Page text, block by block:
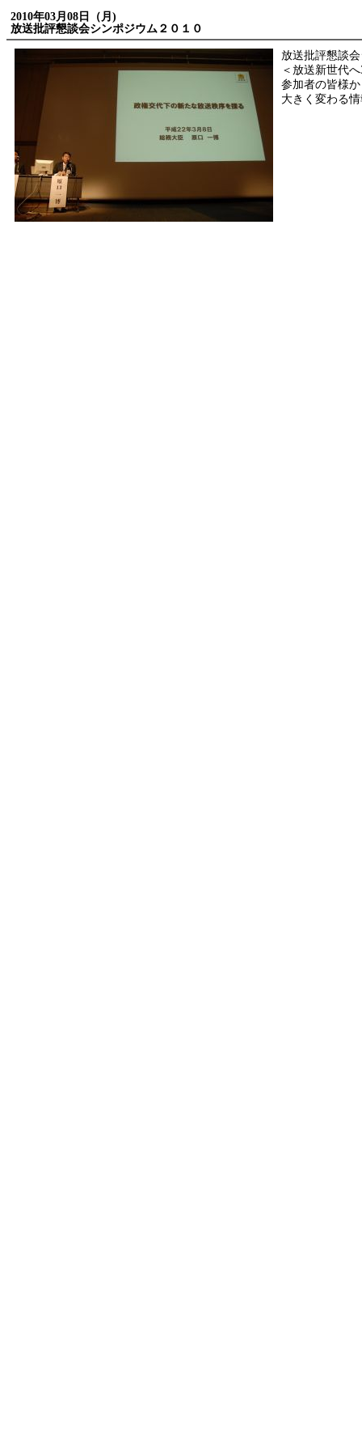
2010年03月08日（月)
放送批評懇談会シンポジウム２０１０
放送批評懇談
＜放送新世代
参加者の皆様
大きく変わる